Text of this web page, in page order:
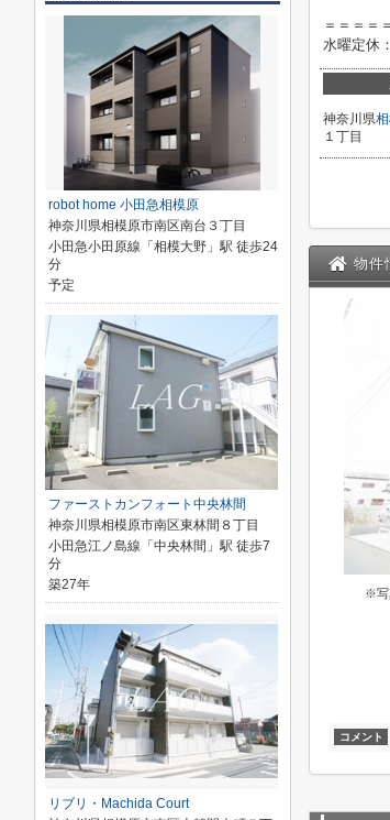
＝＝＝＝
水曜定休
神奈川県
１丁目
物件
※写
コメント
robot home 小田急相模原
神奈川県相模原市南区南台３丁目
小田急小田原線「相模大野」駅 徒歩24
分
予定
ファーストカンフォート中央林間
神奈川県相模原市南区東林間８丁目
小田急江ノ島線「中央林間」駅 徒歩7
分
築27年
リブリ・Machida Court